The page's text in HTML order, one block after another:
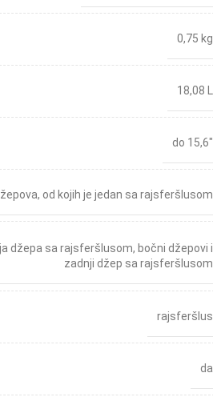
0,75 kg
18,08 L
do 15,6″
od kojih je jedan sa rajsferšlusom
džepa sa rajsferšlusom, bočni džepovi i
zadnji džep sa rajsferšlusom
rajsferšlus
da